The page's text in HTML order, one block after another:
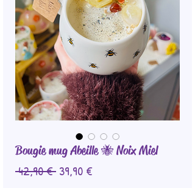
Bougie mug Abeille 🐝 Noix Miel
42,90 € Prix
39,90 €Prix